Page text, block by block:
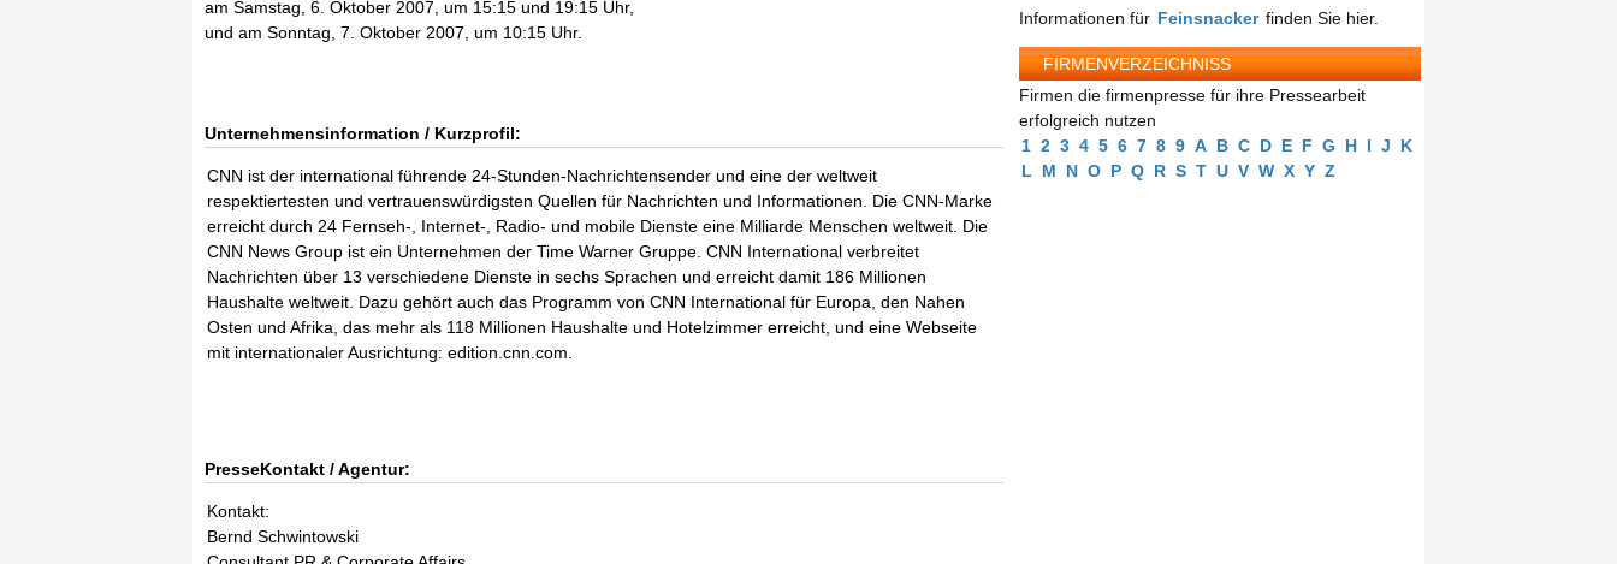
am Samstag, 6. Oktober 2007, um 15:15 und 19:15 Uhr,
und am Sonntag, 7. Oktober 2007, um 10:15 Uhr.
Unternehmensinformation / Kurzprofil:
CNN ist der international führende 24-Stunden-Nachrichtensender und eine der weltweit
respektiertesten und vertrauenswürdigsten Quellen für Nachrichten und Informationen. Die CNN-Marke
erreicht durch 24 Fernseh-, Internet-, Radio- und mobile Dienste eine Milliarde Menschen weltweit. Die
CNN News Group ist ein Unternehmen der Time Warner Gruppe. CNN International verbreitet
Nachrichten über 13 verschiedene Dienste in sechs Sprachen und erreicht damit 186 Millionen
Haushalte weltweit. Dazu gehört auch das Programm von CNN International für Europa, den Nahen
Osten und Afrika, das mehr als 118 Millionen Haushalte und Hotelzimmer erreicht, und eine Webseite
mit internationaler Ausrichtung: edition.cnn.com.
PresseKontakt / Agentur:
Kontakt:
Bernd Schwintowski
Informationen für Feinsnacker finden Sie hier.
FIRMENVERZEICHNISS
Firmen die firmenpresse für ihre Pressearbeit
erfolgreich nutzen
1 2 3 4 5 6 7 8 9 A B C D E F G H I J
K
L
M N O P Q R S T U V W X Y Z